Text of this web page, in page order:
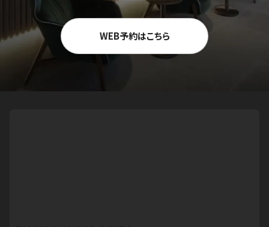
WEB予約はこちら